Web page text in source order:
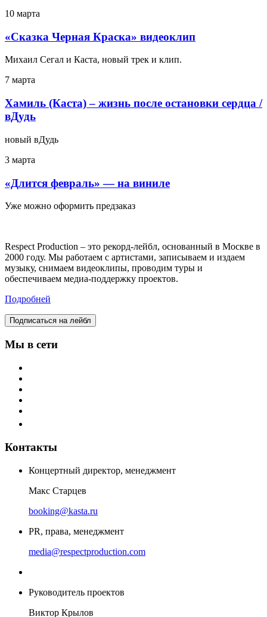
10 марта
«Сказка Черная Краска» видеоклип
Михаил Сегал и Каста, новый трек и клип.
7 марта
Хамиль (Каста) – жизнь после остановки сердца /
вДудь
новый вДудь
3 марта
«Длится февраль» — на виниле
Уже можно оформить предзаказ
Respect Production – это рекорд-лейбл, основанный в Москве в
2000 году. Мы работаем с артистами, записываем и издаем
музыку, снимаем видеоклипы, проводим туры и
обеспечиваем медиа-поддержку проектов.
Подробней
Подписаться на лейбл
Мы в сети
Контакты
Концертный директор, менеджмент
Макс Старцев
booking@kasta.ru
PR, права, менеджмент
media@respectproduction.com
Руководитель проектов
Виктор Крылов